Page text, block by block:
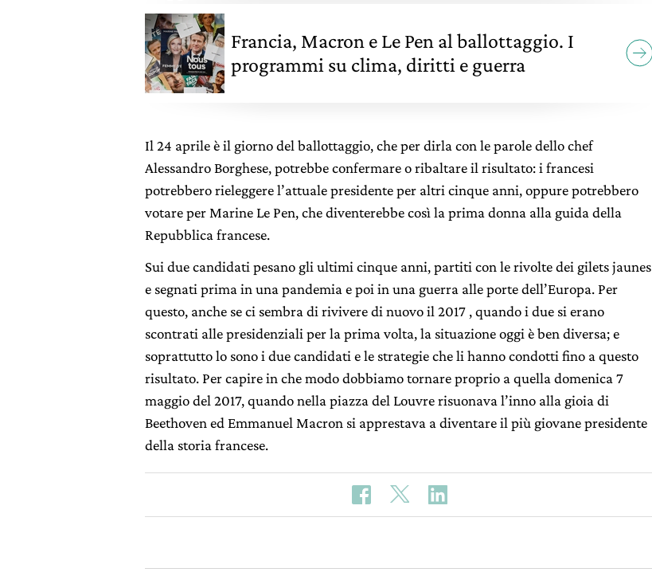
Francia, Macron e Le Pen al ballottaggio. I
programmi su clima, diritti e guerra
Il 24 aprile è il giorno del ballottaggio, che per dirla con le parole dello chef
Alessandro Borghese, potrebbe confermare o ribaltare il risultato: i francesi
potrebbero rieleggere l’attuale presidente per altri cinque anni, oppure potrebbero
votare per Marine Le Pen, che diventerebbe così la prima donna alla guida della
Repubblica francese.
Sui due candidati pesano gli ultimi cinque anni, partiti con le rivolte dei gilets jaunes
e segnati prima in una pandemia e poi in una guerra alle porte dell’Europa. Per
questo, anche se ci sembra di rivivere di nuovo il 2017 , quando i due si erano
scontrati alle presidenziali per la prima volta, la situazione oggi è ben diversa; e
soprattutto lo sono i due candidati e le strategie che li hanno condotti fino a questo
risultato. Per capire in che modo dobbiamo tornare proprio a quella domenica 7
maggio del 2017, quando nella piazza del Louvre risuonava l’inno alla gioia di
Beethoven ed Emmanuel Macron si apprestava a diventare il più giovane presidente
della storia francese.